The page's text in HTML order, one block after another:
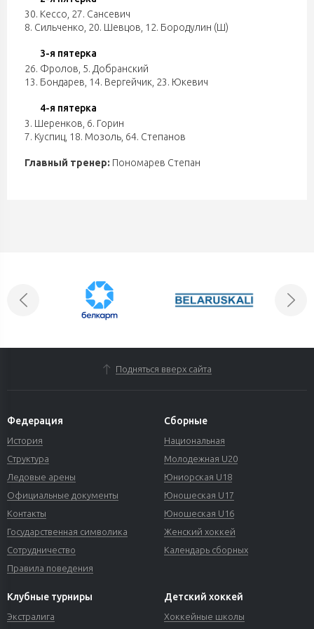
30. Кессо 27. Сансевич
8. Сильченко 20. Шевцов 12. Бородулин (Ш)
3-я пятерка
26. Фролов 5. Добранский
13. Бондарев 14. Вергейчик 23. Юкевич
4-я пятерка
3. Шеренков 6. Горин
7. Куспиц 18. Мозоль 64. Степанов
Главный тренер: Пономарев Степан
Подняться вверх сайта
Федерация
История
Структура
Ледовые арены
Официальные документы
Контакты
Государственная символика
Сотрудничество
Правила поведения
Сборные
Национальная
Молодежная U20
Юниорская U18
Юношеская U17
Юношеская U16
Женский хоккей
Календарь сборных
Клубные турниры
Экстралига
Детский хоккей
Хоккейные школы